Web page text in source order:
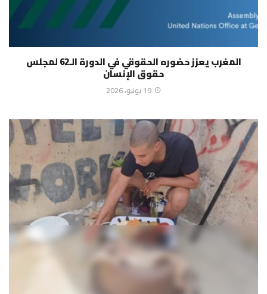
المغرب يعزز حضوره الحقوقي في الدورة الـ62 لمجلس
حقوق الإنسان
19 يونيو، 2026